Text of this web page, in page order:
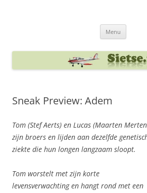
Menu
Sneak Preview: Adem
Tom (Stef Aerts) en Lucas (Maarten
zijn broers en lijden aan dezelfde
ziekte die hun longen langzaam sloopt.
Tom worstelt met zijn korte
levensverwachting en hangt rond met een